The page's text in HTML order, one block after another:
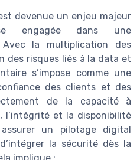
devenue un enjeu majeur
engagée dans une
la multiplication des
des risques liés à la data et
s’impose comme une
des clients et des
de la capacité à
l’intégrité et la disponibilité
un pilotage digital
la sécurité dès la